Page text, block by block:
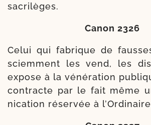
sacrilèges.
Canon 2326
Celui qui fabrique de
sciem­ment les vend, les
expose à la véné­ra­tion
contracte par le fait même
ni­ca­tion réser­vée à